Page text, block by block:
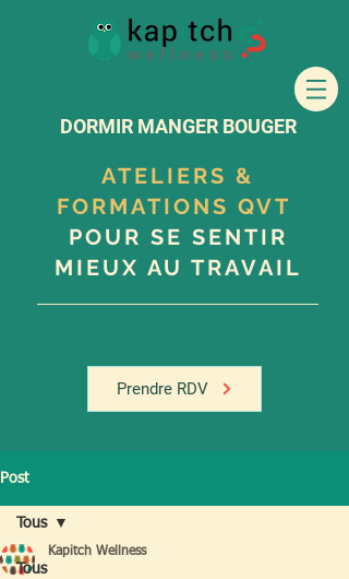
DORMIR MANGER BOUGER
ATELIERS &
FORMATIONS QVT
POUR SE SENTIR
MIEUX AU TRAVAIL
Prendre RDV
Post
Tous
Tous
Kapitch Wellness